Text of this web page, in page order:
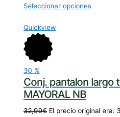
Seleccionar opciones
Quickview
30 %
Conj. pantalon largo
MAYORAL NB
32,99€ El precio original era: